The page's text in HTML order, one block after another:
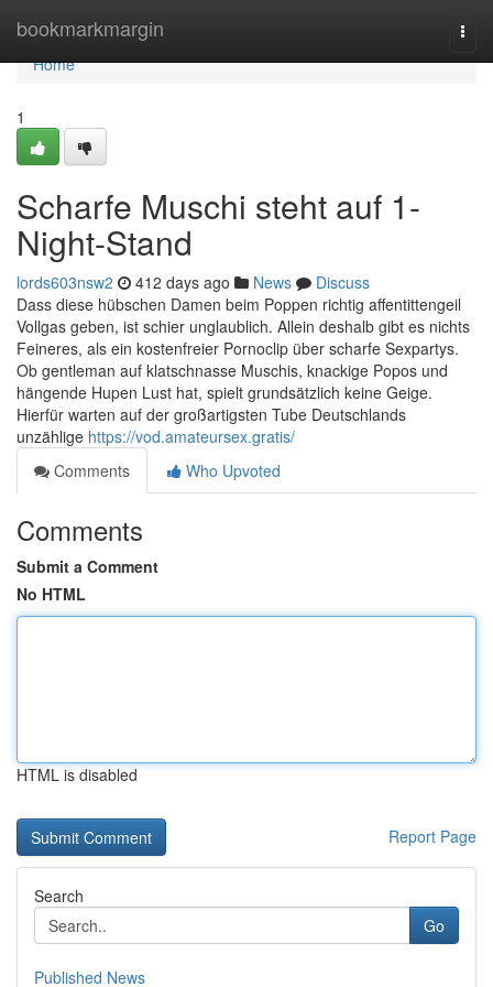
bookmarkmargin
Home
Home
1
Scharfe Muschi steht auf 1-
Night-Stand
lords603nsw2 412 days ago News
Discuss
Dass diese hübschen Damen beim Poppen richtig affentittengeil
Vollgas geben, ist schier unglaublich. Allein deshalb gibt es nichts
Feineres, als ein kostenfreier Pornoclip über scharfe Sexpartys.
Ob gentleman auf klatschnasse Muschis, knackige Popos und
hängende Hupen Lust hat, spielt grundsätzlich keine Geige.
Hierfür warten auf der großartigsten Tube Deutschlands
unzählige https://vod.amateursex.gratis/
Comments
Who Upvoted
Comments
Submit a Comment
No HTML
HTML is disabled
Report Page
Search
Go
Published News